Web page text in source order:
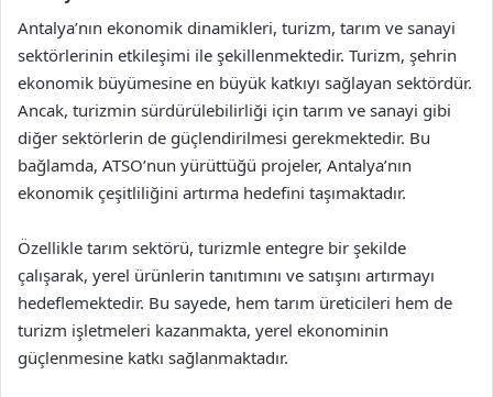
Antalya’nın ekonomik dinamikleri, turizm, tarım ve sanayi
sektörlerinin etkileşimi ile şekillenmektedir. Turizm, şehrin
ekonomik büyümesine en büyük katkıyı sağlayan sektördür.
Ancak, turizmin sürdürülebilirliği için tarım ve sanayi gibi
diğer sektörlerin de güçlendirilmesi gerekmektedir. Bu
bağlamda, ATSO’nun yürüttüğü projeler, Antalya’nın
ekonomik çeşitliliğini artırma hedefini taşımaktadır.
Özellikle tarım sektörü, turizmle entegre bir şekilde
çalışarak, yerel ürünlerin tanıtımını ve satışını artırmayı
hedeflemektedir. Bu sayede, hem tarım üreticileri hem de
turizm işletmeleri kazanmakta, yerel ekonominin
güçlenmesine katkı sağlanmaktadır.